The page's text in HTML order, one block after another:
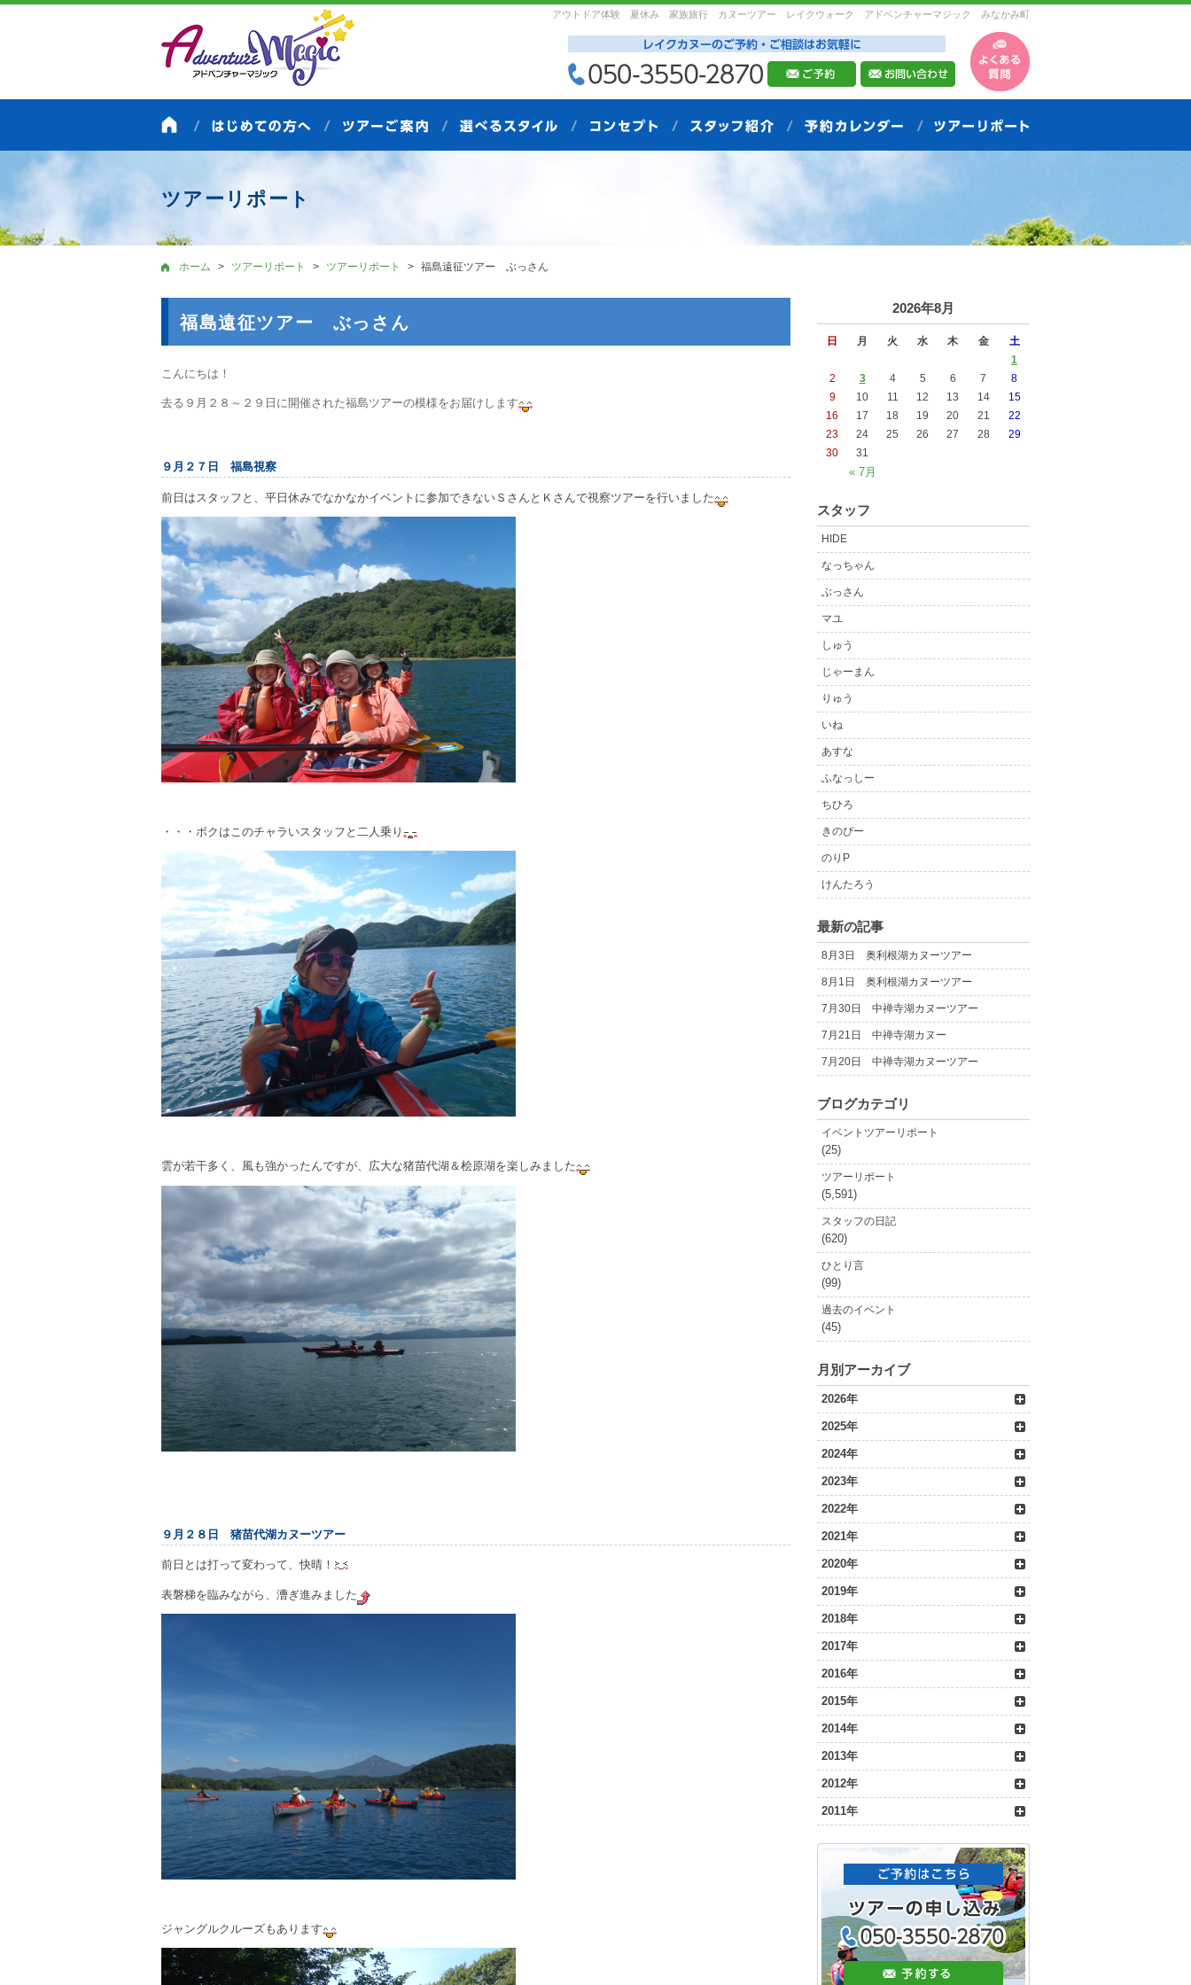
アウトドア体験 夏休み 家族旅行 カヌーツアー レイクウォーク アドベンチャーマジック みなかみ町
ツアーリポート
ホーム ツアーリポート ツアーリポート 福島遠征ツアー ぶっさん
福島遠征ツアー ぶっさん
こんにちは！
去る９月２８～２９日に開催された福島ツアーの模様をお届けします
９月２７日 福島視察
前日はスタッフと、平日休みでなかなかイベントに参加できないＳさんとＫさんで視察ツアーを行いました
・・・ボクはこのチャラいスタッフと二人乗り
雲が若干多く、風も強かったんですが、広大な猪苗代湖＆桧原湖を楽しみました
９月２８日 猪苗代湖カヌーツアー
前日とは打って変わって、快晴！
表磐梯を臨みながら、漕ぎ進みました
ジャングルクルーズもあります
2026年8月
日 月 火 水 木 金 土
« 7月
1
2
3 4 5 6 7
8
9
10 11 12 13 14
15
16
17 18 19 20 21
22
23
24 25 26 27 28
29
30
31
スタッフ
HIDE
なっちゃん
ぶっさん
マユ
しゅう
じゃーまん
りゅう
いね
あすな
ふなっしー
ちひろ
きのぴー
のりP
けんたろう
最新の記事
8月3日 奥利根湖カヌーツアー
8月1日 奥利根湖カヌーツアー
7月30日 中禅寺湖カヌーツアー
7月21日 中禅寺湖カヌー
7月20日 中禅寺湖カヌーツアー
ブログカテゴリ
イベントツアーリポート
(25)
ツアーリポート
(5,591)
スタッフの日記
(620)
ひとり言
(99)
過去のイベント
(45)
月別アーカイブ
2026年
2025年
2024年
2023年
2022年
2021年
2020年
2019年
2018年
2017年
2016年
2015年
2014年
2013年
2012年
2011年